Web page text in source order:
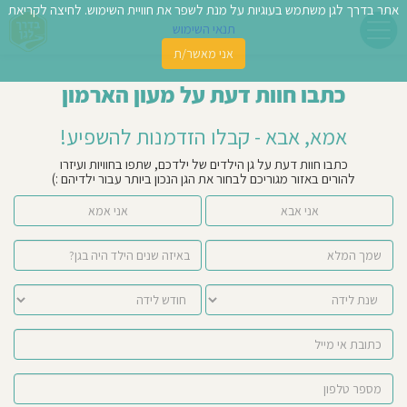
כתבו חוות דעת על מעון הארמון
אמא, אבא - קבלו הזדמנות להשפיע!
כתבו חוות דעת על גן הילדים של ילדכם, שתפו בחוויות ועיזרו
להורים באזור מגוריכם לבחור את הגן הנכון ביותר עבור ילדיהם :)
אני אמא אני אבא
אתר בדרך לגן משתמש בעוגיות על מנת לשפר את חוויית השימוש. לחיצה לקריאת
תנאי השימוש
אני מאשר/ת